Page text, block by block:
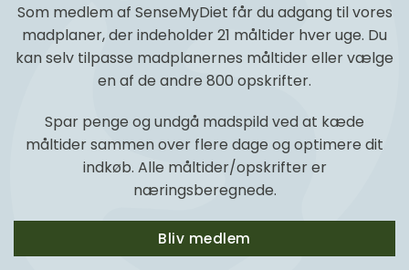
Som medlem af SenseMyDiet får du adgang til vores
madplaner, der indeholder 21 måltider hver uge. Du
kan selv tilpasse madplanernes måltider eller vælge
en af de andre 800 opskrifter.
Spar penge og undgå madspild ved at kæde
måltider sammen over flere dage og optimere dit
indkøb. Alle måltider/opskrifter er
næringsberegnede.
Bliv medlem